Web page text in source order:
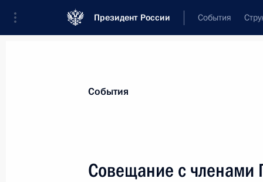
Президент России События
События
Совещание с членами